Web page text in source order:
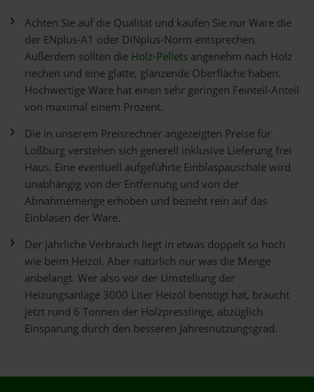
Achten Sie auf die Qualität und kaufen Sie nur Ware die
der ENplus-A1 oder DINplus-Norm entsprechen.
Außerdem sollten die Holz-Pellets angenehm nach Holz
riechen und eine glatte, glänzende Oberfläche haben.
Hochwertige Ware hat einen sehr geringen Feinteil-Anteil
von maximal einem Prozent.
Die in unserem Preisrechner angezeigten Preise für
Loßburg verstehen sich generell inklusive Lieferung frei
Haus. Eine eventuell aufgeführte Einblaspauschale wird
unabhängig von der Entfernung und von der
Abnahmemenge erhoben und bezieht rein auf das
Einblasen der Ware.
Der jährliche Verbrauch liegt in etwas doppelt so hoch
wie beim Heizöl. Aber natürlich nur was die Menge
anbelangt. Wer also vor der Umstellung der
Heizungsanlage 3000 Liter Heizöl benötigt hat, braucht
jetzt rund 6 Tonnen der Holzpresslinge, abzüglich
Einsparung durch den besseren Jahresnutzungsgrad.